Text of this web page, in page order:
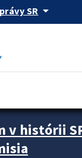
SR arrow_drop_down
v histórii